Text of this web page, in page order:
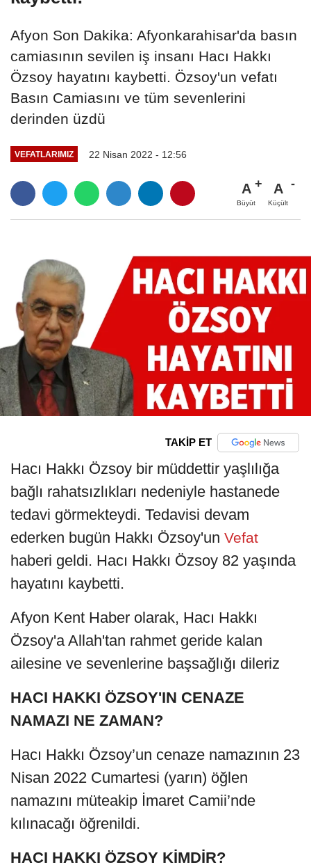
Afyon Son Dakika: Afyonkarahisar'da basın
camiasının sevilen iş insanı Hacı Hakkı
Özsoy hayatını kaybetti. Özsoy'un vefatı
Basın Camiasını ve tüm sevenlerini
derinden üzdü
VEFATLARIMIZ 22 Nisan 2022 - 12:56
A
Büyüt
A
Küçült
TAKİP ET
Hacı Hakkı Özsoy bir müddettir yaşlılığa
bağlı rahatsızlıkları nedeniyle hastanede
tedavi görmekteydi. Tedavisi devam
ederken bugün Hakkı Özsoy'un Vefat
haberi geldi. Hacı Hakkı Özsoy 82 yaşında
hayatını kaybetti.
Afyon Kent Haber olarak, Hacı Hakkı
Özsoy'a Allah'tan rahmet geride kalan
ailesine ve sevenlerine başsağlığı dileriz
HACI HAKKI ÖZSOY'IN CENAZE
NAMAZI NE ZAMAN?
Hacı Hakkı Özsoy’un cenaze namazının 23
Nisan 2022 Cumartesi (yarın) öğlen
namazını müteakip İmaret Camii’nde
kılınacağı öğrenildi.
HACI HAKKI ÖZSOY KİMDİR?